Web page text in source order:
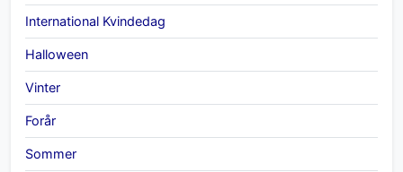
International Kvindedag
Halloween
Vinter
Forår
Sommer